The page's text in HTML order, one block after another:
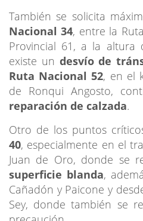
También se solicita
Nacional 34, entre la
Provincial 61, a la altura
existe un desvío de
Ruta Nacional 52, en el
de Ronqui Angosto,
reparación de calzada.
Otro de los puntos
40, especialmente en el
Juan de Oro, donde se
superficie blanda,
Cañadón y Paicone y
Sey, donde también se